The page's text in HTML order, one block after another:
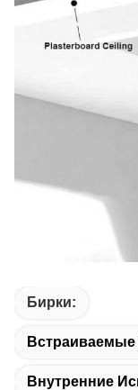
Бирки:
Внутренние